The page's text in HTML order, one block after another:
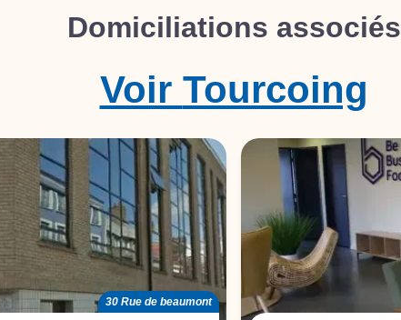
Domiciliations associés
Tourcoing
Voir
30 Rue de beaumont